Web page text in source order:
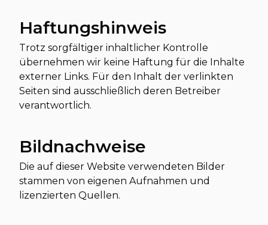
Haftungshinweis
Trotz sorgfältiger inhaltlicher Kontrolle
übernehmen wir keine Haftung für die Inhalte
externer Links. Für den Inhalt der verlinkten
Seiten sind ausschließlich deren Betreiber
verantwortlich.
Bildnachweise
Die auf dieser Website verwendeten Bilder
stammen von eigenen Aufnahmen und
lizenzierten Quellen.